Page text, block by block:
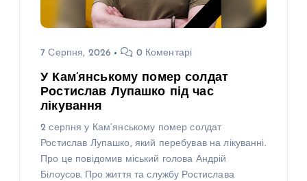
7 Серпня, 2026 0 Коментарі
У Кам’янському помер солдат
Ростислав Лупашко під час
лікування
2 серпня у Кам’янському помер солдат
Ростислав Лупашко, який перебував на лікуванні.
Про це повідомив міський голова Андрій
Білоусов. Про життя та службу Ростислава